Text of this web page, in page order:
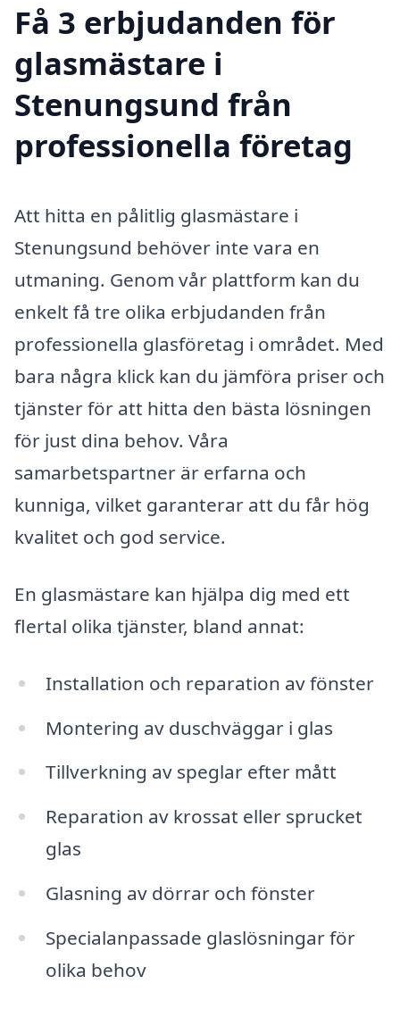
Få 3 erbjudanden för
glasmästare i
Stenungsund från
professionella företag
Att hitta en pålitlig glasmästare i
Stenungsund behöver inte vara en
utmaning. Genom vår plattform kan du
enkelt få tre olika erbjudanden från
professionella glasföretag i området. Med
bara några klick kan du jämföra priser och
tjänster för att hitta den bästa lösningen
för just dina behov. Våra
samarbetspartner är erfarna och
kunniga, vilket garanterar att du får hög
kvalitet och god service.
En glasmästare kan hjälpa dig med ett
flertal olika tjänster, bland annat:
Installation och reparation av fönster
Montering av duschväggar i glas
Tillverkning av speglar efter mått
Reparation av krossat eller sprucket
glas
Glasning av dörrar och fönster
Specialanpassade glaslösningar för
olika behov